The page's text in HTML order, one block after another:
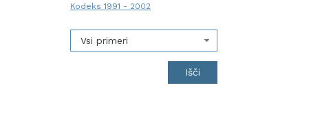
Kodeks 1991 - 2002
Vsi primeri